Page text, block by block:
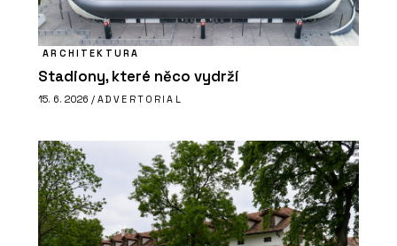
ARCHITEKTURA
Stadiony, které něco vydrží
15. 6. 2026 / ADVERTORIAL